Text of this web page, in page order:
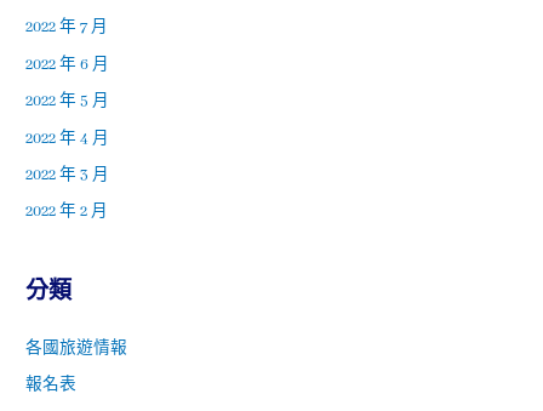
2022 年 7 月
2022 年 6 月
2022 年 5 月
2022 年 4 月
2022 年 3 月
2022 年 2 月
分類
各國旅遊情報
報名表